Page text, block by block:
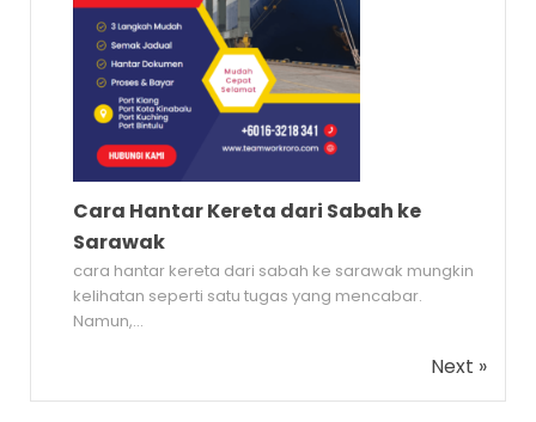
Cara Hantar Kereta dari Sabah ke
Sarawak
cara hantar kereta dari sabah ke sarawak mungkin
kelihatan seperti satu tugas yang mencabar.
Namun,...
Next »